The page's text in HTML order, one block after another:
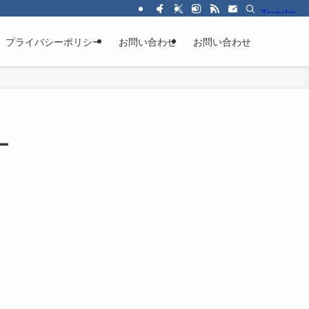
プライバシーポリシー お問い合わせ お問い合わせ